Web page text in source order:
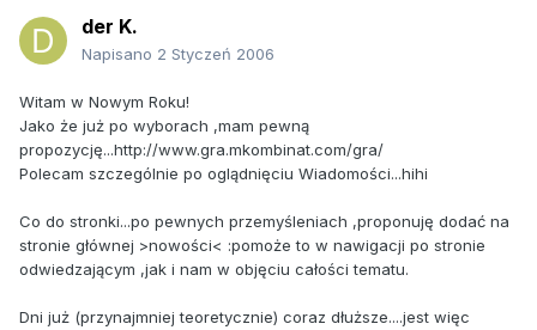
der K.
Napisano 2 Styczeń 2006
Witam w Nowym Roku!
Jako że już po wyborach ,mam pewną
propozycję...http://www.gra.mkombinat.com/gra/
Polecam szczególnie po oglądnięciu Wiadomości...hihi
Co do stronki...po pewnych przemyśleniach ,proponuję dodać na
stronie głównej >nowości< :pomoże to w nawigacji po stronie
odwiedzającym ,jak i nam w objęciu całości tematu.
Dni już (przynajmniej teoretycznie) coraz dłuższe....jest więc